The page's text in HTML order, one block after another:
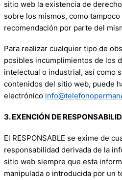
sitio web la existencia de
sobre los mismos, como
recomendación por parte del
Para realizar cualquier tipo de
posibles incumplimientos de los
intelectual o industrial, así como
contenidos del sitio web, puede
electrónico
3. EXENCIÓN DE
El RESPONSABLE se exime de
responsabilidad derivada de la
sitio web siempre que esta
manipulada o introducida por un